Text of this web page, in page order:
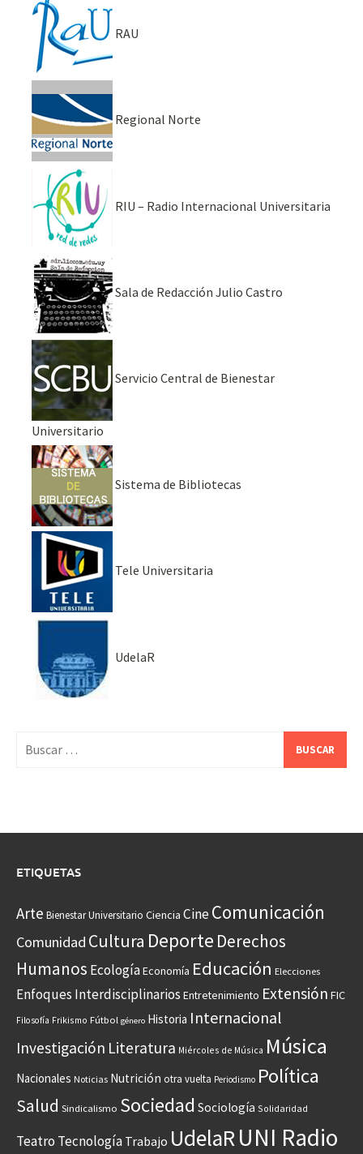
RAU
Regional Norte
RIU – Radio Internacional Universitaria
Sala de Redacción Julio Castro
Servicio Central de Bienestar
Universitario
Sistema de Bibliotecas
Tele Universitaria
UdelaR
ETIQUETAS
Arte Bienestar Universitario Ciencia CineComunicación
Comunidad Cultura Deporte Derechos
Humanos EcologíaEconomía Educación Elecciones
Enfoques Interdisciplinarios Entretenimiento Extensión FIC
Filosofía Frikismo Fútbol género Historia Internacional
Investigación Literatura Miércoles de Música Música
Nacionales Noticias Nutrición otra vuelta Periodismo Política
Salud Sindicalismo Sociedad Sociología Solidaridad
Teatro Tecnología Trabajo UdelaR UNI Radio